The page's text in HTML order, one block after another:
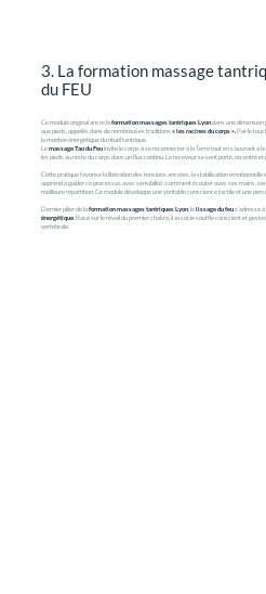
3. La formation massage
du FEU
Ce module original ancre laformation massages tantriques Lyondans une dimension
aux pieds, appelés dans de nombreuses traditions « les racines du corps ». Par le
la montée énergétique du rituel tantrique.
Lemassage Tao du Feuinvite le corps à se reconnecter à la Terre tout en s’ouvrant à
les pieds au reste du corps dans un flux continu. Le receveur se sent porté, recentré et
Cette pratique favorise la libération des tensions ancrées, la stabilisation émotionnelle
apprend à guider ce processus avec sensibilité : comment écouter avec ses mains,
meilleure répartition. Ce module développe une véritable conscience tactile et une
Dernier pilier de laformation massages tantriques Lyon, lelissage du feus’adresse à
énergétique. Basé sur le réveil du premier chakra, il associe souffle conscient et
vertébrale.